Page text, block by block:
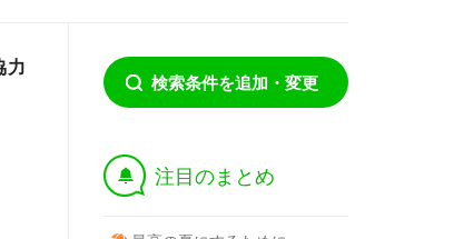
力
検索条件を追加・変更
† 注目のまとめ